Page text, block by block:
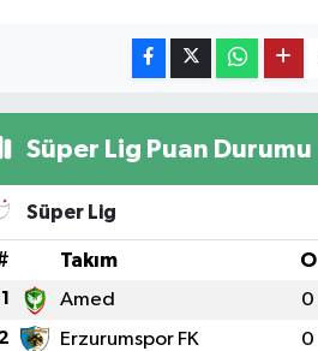
Süper Lig Puan Durumu
Süper Lig
Takım O
1 Amed 0
Erzurumspor FK 0